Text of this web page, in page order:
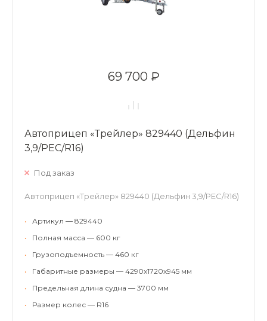
69 700 ₽
Автоприцеп «Трейлер» 829440 (Дельфин
3,9/РЕС/R16)
Под заказ
Автоприцеп «Трейлер» 829440 (Дельфин 3,9/РЕС/R16)
•
Артикул — 829440
•
Полная масса — 600 кг
•
Грузоподъемность — 460 кг
•
Габаритные размеры — 4290х1720х945 мм
•
Предельная длина судна — 3700 мм
•
Размер колес — R16